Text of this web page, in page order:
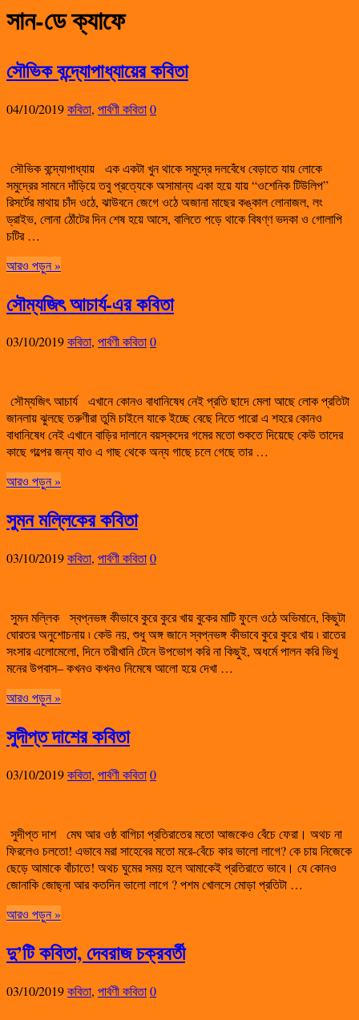
সান-ডে ক্যাফে
সৌভিক বন্দ্যোপাধ্যায়ের কবিতা
04/10/2019কবিতা, পার্বণী কবিতা0
সৌভিক বন্দ্যোপাধ্যায় এক একটা খুন থাকে সমুদ্রে দলবেঁধে বেড়াতে যায় লোকে
সমুদ্রের সামনে দাঁড়িয়ে তবু প্রত্যেকে অসামান্য একা হয়ে যায় “ওশেনিক টিউলিপ”
রিসর্টের মাথায় চাঁদ ওঠে, ঝাউবনে জেগে ওঠে অজানা মাছের কঙ্কাল লোনাজল, লং
ড্রাইভ, লোনা ঠোঁটের দিন শেষ হয়ে আসে, বালিতে পড়ে থাকে বিষণ্ণ ভদকা ও গোলাপি
চটির …
আরও পড়ুন »
সৌম্যজিৎ আচার্য-এর কবিতা
03/10/2019কবিতা, পার্বণী কবিতা0
সৌম্যজিৎ আচার্য এখানে কোনও বাধানিষেধ নেই প্রতি ছাদে মেলা আছে লোক প্রতিটা
জানলায় ঝুলছে তরুণীরা তুমি চাইলে যাকে ইচ্ছে বেছে নিতে পারো এ শহরে কোনও
বাধানিষেধ নেই এখানে বাড়ির দালানে বয়স্কদের গমের মতো শুকতে দিয়েছে কেউ তাদের
কাছে গল্পের জন্য যাও এ গাছ থেকে অন্য গাছে চলে গেছে তার …
আরও পড়ুন »
সুমন মল্লিকের কবিতা
03/10/2019কবিতা, পার্বণী কবিতা0
সুমন মল্লিক স্বপ্নভঙ্গ কীভাবে কুরে কুরে খায় বুকের মাটি ফুলে ওঠে অভিমানে, কিছুটা
ঘোরতর অনুশোচনায় ৷ কেউ নয়, শুধু অঙ্গ জানে স্বপ্নভঙ্গ কীভাবে কুরে কুরে খায় ৷ রাতের
সংসার এলোমেলো, দিনে তরীখানি টেনে উপভোগ করি না কিছুই, অধর্মে পালন করি ভিখু
মনের উপবাস– কখনও কখনও নিমেষে আলো হয়ে দেখা …
আরও পড়ুন »
সুদীপ্ত দাশের কবিতা
03/10/2019কবিতা, পার্বণী কবিতা0
সুদীপ্ত দাশ মেঘ আর ওষ্ঠ বাগিচা প্রতিরাতের মতো আজকেও বেঁচে ফেরা। অথচ না
ফিরলেও চলতো! এভাবে মরা সাহেবের মতো মরে-বেঁচে কার ভালো লাগে? কে চায় নিজেকে
ছেড়ে আমাকে বাঁচাতে! অথচ ঘুমের সময় হলে আমাকেই প্রতিরাতে ভাবে। যে কোনও
জোনাকি জোছ্না আর কতদিন ভালো লাগে ? পশম খোলসে মোড়া প্রতিটা …
আরও পড়ুন »
দু’টি কবিতা, দেবরাজ চক্রবর্তী
03/10/2019কবিতা, পার্বণী কবিতা0